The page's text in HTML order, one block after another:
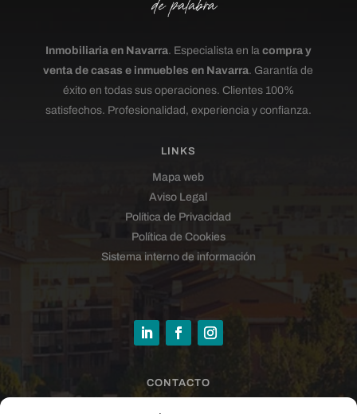
Inmobiliaria en Navarra. Especialista en la compra y
venta de casas e inmuebles en Navarra. Garantía de
éxito en todas sus operaciones. Clientes 100%
satisfechos. Profesionalidad, experiencia y confianza.
LINKS
Mapa web
Aviso Legal
Política de Privacidad
Política de Cookies
Sistema interno de información
CONTACTO